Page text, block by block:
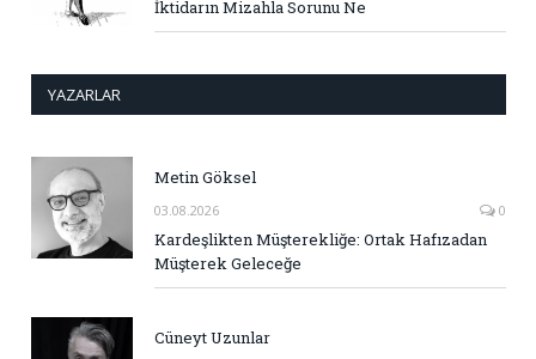
İktidarın Mizahla Sorunu Ne
YAZARLAR
Metin Göksel
03.08.2026 0
Kardeşlikten Müşterekliğe: Ortak Hafızadan
Müşterek Geleceğe
Cüneyt Uzunlar